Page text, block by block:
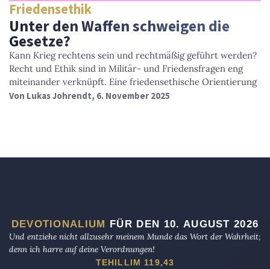
Friedensethik
Unter den Waffen schweigen die
Gesetze?
Kann Krieg rechtens sein und rechtmäßig geführt werden?
Recht und Ethik sind in Militär- und Friedensfragen eng
miteinander verknüpft. Eine friedensethische Orientierung
Von Lukas Johrendt, 6. November 2025
DEVOTIONALIUM FÜR DEN 10. AUGUST 2026
Und entziehe nicht allzusehr meinem Munde das Wort der Wahrheit;
denn ich harre auf deine Verordnungen!
TEHILLIM 119,43